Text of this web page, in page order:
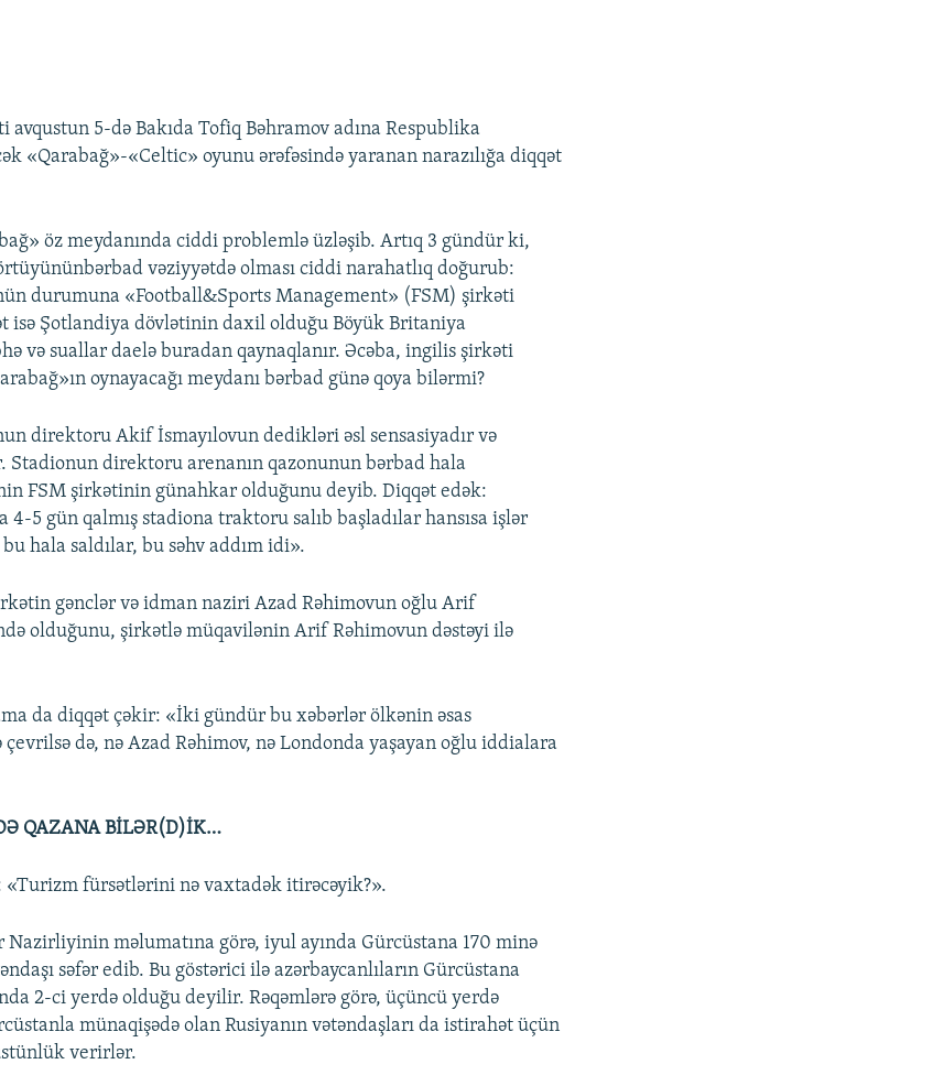
avqustun 5-də Bakıda Tofiq Bəhramov adına Respublika
«Qarabağ»-«Celtic» oyunu ərəfəsində yaranan narazılığa diqqət
öz meydanında ciddi problemlə üzləşib. Artıq 3 gündür ki,
vəziyyətdə olması ciddi narahatlıq doğurub:
durumuna «Football&Sports Management» (FSM) şirkəti
isə Şotlandiya dövlətinin daxil olduğu Böyük Britaniya
və suallar daelə buradan qaynaqlanır. Əcəba, ingilis şirkəti
oynayacağı meydanı bərbad günə qoya bilərmi?
direktoru Akif İsmayılovun dedikləri əsl sensasiyadır və
Stadionun direktoru arenanın qazonunun bərbad hala
FSM şirkətinin günahkar olduğunu deyib. Diqqət edək:
4-5 gün qalmış stadiona traktoru salıb başladılar hansısa işlər
hala saldılar, bu səhv addım idi».
gənclər və idman naziri Azad Rəhimovun oğlu Arif
olduğunu, şirkətlə müqavilənin Arif Rəhimovun dəstəyi ilə
da diqqət çəkir: «İki gündür bu xəbərlər ölkənin əsas
də, nə Azad Rəhimov, nə Londonda yaşayan oğlu iddialara
QAZANA BİLƏR(D)İK…
«Turizm fürsətlərini nə vaxtadək itirəcəyik?».
məlumatına görə, iyul ayında Gürcüstana 170 minə
səfər edib. Bu göstərici ilə azərbaycanlıların Gürcüstana
2-ci yerdə olduğu deyilir. Rəqəmlərə görə, üçüncü yerdə
münaqişədə olan Rusiyanın vətəndaşları da istirahət üçün
verirlər.